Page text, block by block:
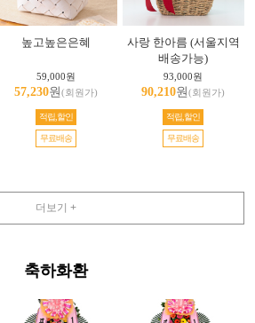
높고높은은혜
59,000원
57,230원(회원가)
적립,할인
무료배송
사랑 한아름 (서울지역
배송가능)
93,000원
90,210원(회원가)
적립,할인
무료배송
더보기 +
축하화환